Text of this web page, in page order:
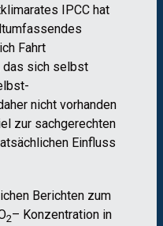
IPCC hat
Fahrt
das sich selbst
nicht vorhanden
zur sachgerechten
Einfluss
Berichten zum
2– Konzentration in